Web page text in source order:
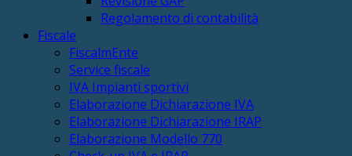
Regolamento di contabilità
Fiscale
FiscalmEnte
Service fiscale
IVA Impianti sportivi
Elaborazione Dichiarazione IVA
Elaborazione Dichiarazione IRAP
Elaborazione Modello 770